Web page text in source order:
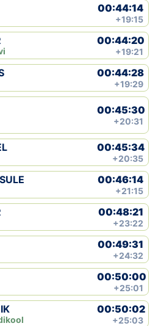
00:44:14
+19:15
00:44:20
+19:21
00:44:28
+19:29
00:45:30
+20:31
00:45:34
+20:35
00:46:14
+21:15
00:48:21
+23:22
00:49:31
+24:32
00:50:00
+25:01
00:50:02
+25:03